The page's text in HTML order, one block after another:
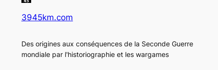
3945km.com
Des origines aux conséquences de la Seconde Guerre
mondiale par l'historiographie et les wargames